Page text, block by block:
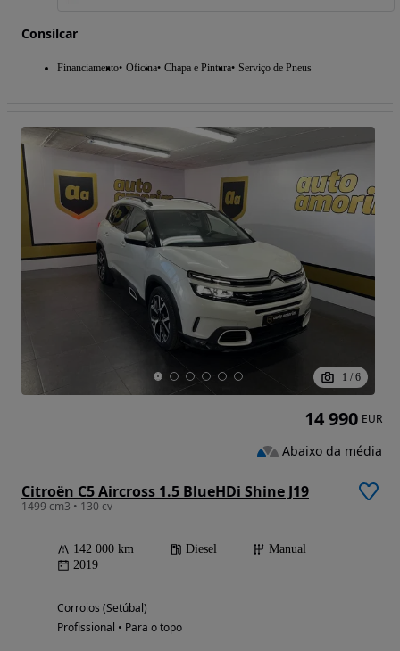
Consilcar
Financiamento Oficina Chapa e Pintura Serviço de Pneus
1 / 6
Citroën C5 Aircross 1.5 BlueHDi Shine J19
1499 cm3 • 130 cv
142 000 km Diesel
Manual
2019
Corroios (Setúbal)
Profissional • Para o topo
14 990 EUR
Abaixo da média